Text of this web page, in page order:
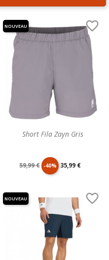
Short Fila Zayn Gris

Prix
59,99 € -40% Prix
35,99 €
NOUVEAU

NOUVEAU